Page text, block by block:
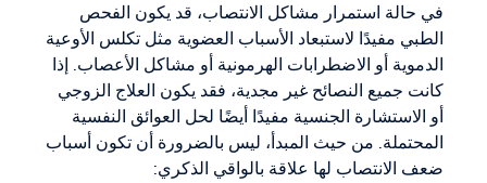
في حالة استمرار مشاكل الانتصاب، قد يكون الفحص
الطبي مفيدًا لاستبعاد الأسباب العضوية مثل تكلس الأوعية
الدموية أو الاضطرابات الهرمونية أو مشاكل الأعصاب. إذا
كانت جميع النصائح غير مجدية، فقد يكون العلاج الزوجي
أو الاستشارة الجنسية مفيدًا أيضًا لحل العوائق النفسية
المحتملة. من حيث المبدأ، ليس بالضرورة أن تكون أسباب
ضعف الانتصاب لها علاقة بالواقي الذكري: